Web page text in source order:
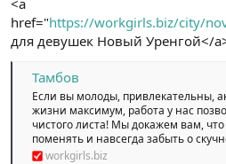
<a
href="https://workgirls.biz/city/
для девушек Новый Уренгой</
Тамбов
Если вы молоды, привлекательны,
жизни максимум, работа у нас
чистого листа! Мы докажем вам,
поменять и навсегда забыть о
workgirls.biz